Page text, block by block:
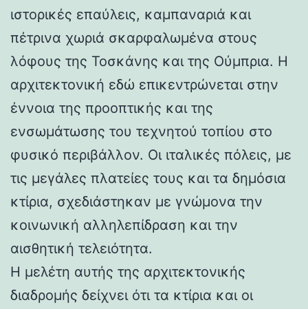
ιστορικές επαύλεις, καμπαναριά και
πέτρινα χωριά σκαρφαλωμένα στους
λόφους της Τοσκάνης και της Ούμπρια. Η
αρχιτεκτονική εδώ επικεντρώνεται στην
έννοια της προοπτικής και της
ενσωμάτωσης του τεχνητού τοπίου στο
φυσικό περιβάλλον. Οι ιταλικές πόλεις, με
τις μεγάλες πλατείες τους και τα δημόσια
κτίρια, σχεδιάστηκαν με γνώμονα την
κοινωνική αλληλεπίδραση και την
αισθητική τελειότητα.
Η μελέτη αυτής της αρχιτεκτονικής
διαδρομής δείχνει ότι τα κτίρια και οι